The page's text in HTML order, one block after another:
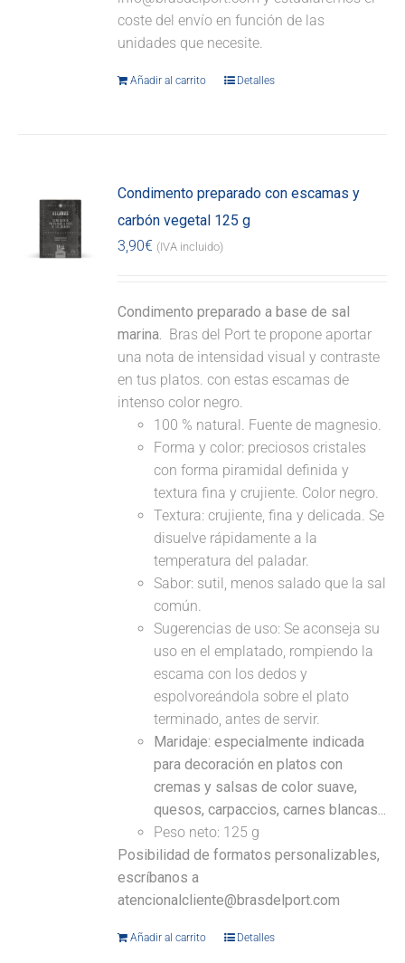
coste del envío en función de las
unidades que necesite.
Añadir al carrito Detalles
Condimento preparado con escamas y
carbón vegetal 125 g
3,90€ (IVA incluido)
Condimento preparado a base de sal
marina. Bras del Port te propone aportar
una nota de intensidad visual y contraste
en tus platos. con estas escamas de
intenso color negro.
100 % natural. Fuente de magnesio.
Forma y color: preciosos cristales
con forma piramidal definida y
textura fina y crujiente. Color negro.
Textura: crujiente, fina y delicada. Se
disuelve rápidamente a la
temperatura del paladar.
Sabor: sutil, menos salado que la sal
común.
Sugerencias de uso: Se aconseja su
uso en el emplatado, rompiendo la
escama con los dedos y
espolvoreándola sobre el plato
terminado, antes de servir.
Maridaje: especialmente indicada
para decoración en platos con
cremas y salsas de color suave,
quesos, carpaccios, carnes blancas...
Peso neto: 125 g
Posibilidad de formatos personalizables,
escríbanos a
atencionalcliente@brasdelport.com
Añadir al carrito Detalles